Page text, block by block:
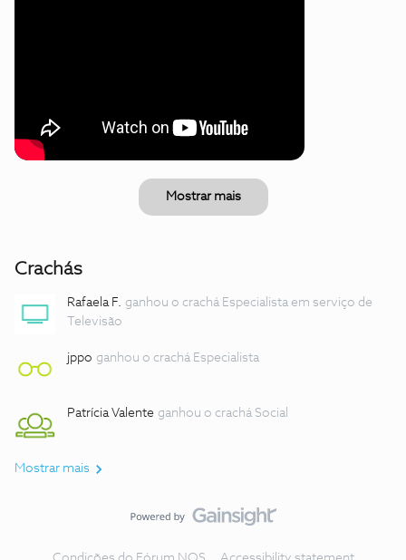
Mostrar mais
Crachás
Rafaela F. ganhou o crachá Especialista em serviço de
Televisão
jppo ganhou o crachá Especialista
Patrícia Valente ganhou o crachá Social
Mostrar mais